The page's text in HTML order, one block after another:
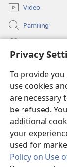
Privacy
To provide
use cookies
are necessary
be refused.
additional
your
used for
Policy on Use
Video
Pamiling
(opens
window)Watchtower
(opens
new
window)JW Hub ®
(opens
new
window)